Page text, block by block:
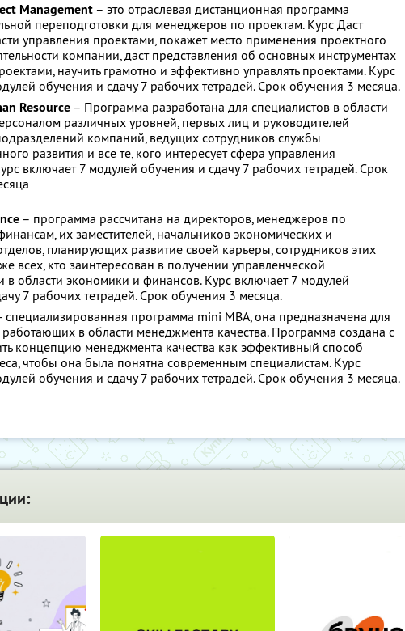
Management– это отраслевая дистанционная программа
переподготовки для менеджеров по проектам. Курс Даст
управления проектами, покажет место применения проектного
компании, даст представления об основных инструментах
научить грамотно и эффективно управлять проектами. Курс
обучения и сдачу 7 рабочих тетрадей. Срок обучения 3 месяца.
Resource – Программа разработана для специалистов в области
различных уровней, первых лиц и руководителей
компаний, ведущих сотрудников службы
развития и все те, кого интересует сфера управления
включает 7 модулей обучения и сдачу 7 рабочих тетрадей. Срок
– программа рассчитана на директоров, менеджеров по
их заместителей, начальников экономических и
планирующих развитие своей карьеры, сотрудников этих
всех, кто заинтересован в получении управленческой
в области экономики и финансов. Курс включает 7 модулей
7 рабочих тетрадей. Срок обучения 3 месяца.
- специализированная программа mini MBA, она предназначена для
работающих в области менеджмента качества. Программа создана с
концепцию менеджмента качества как эффективный способ
чтобы она была понятна современным специалистам. Курс
обучения и сдачу 7 рабочих тетрадей. Срок обучения 3 месяца.